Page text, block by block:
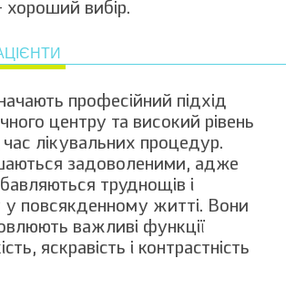
хороший вибір.
професійний підхід
центру та високий рівень
лікувальних процедур.
задоволеними, адже
труднощів і
повсякденному житті. Вони
важливі функції
яскравість і контрастність